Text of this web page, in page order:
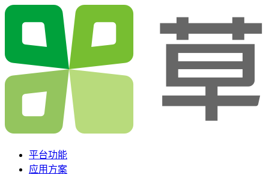
平台功能
应用方案